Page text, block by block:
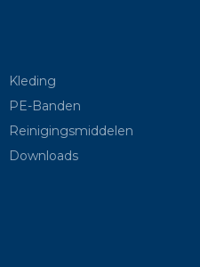
Kleding
PE-Banden
Reinigingsmiddelen
Downloads